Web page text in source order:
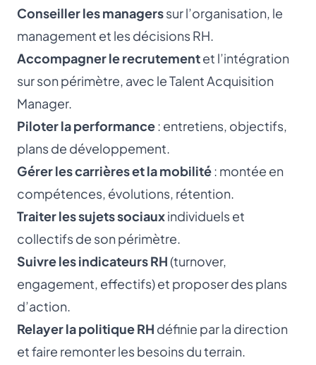
Conseiller les managerssur l’organisation, le
management et les décisions RH.
Accompagner le recrutementet l’intégration
sur son périmètre, avec leTalent Acquisition
Manager.
Piloter la performance: entretiens, objectifs,
plans de développement.
Gérer les carrières et la mobilité: montée en
compétences, évolutions, rétention.
Traiter les sujets sociauxindividuels et
collectifs de son périmètre.
Suivre les indicateurs RH(turnover,
engagement, effectifs) et proposer des plans
d’action.
Relayer la politique RH définie par la direction
et faire remonter les besoins du terrain.